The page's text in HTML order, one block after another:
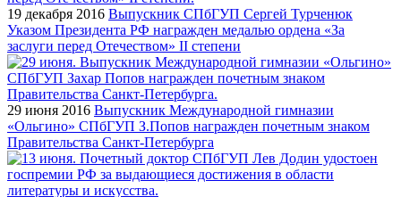
19 декабря 2016 Выпускник СПбГУП Сергей Турченюк
Указом Президента РФ награжден медалью ордена «За
заслуги перед Отечеством» II степени
29 июня 2016 Выпускник Международной гимназии
«Ольгино» СПбГУП З.Попов награжден почетным знаком
Правительства Санкт-Петербурга